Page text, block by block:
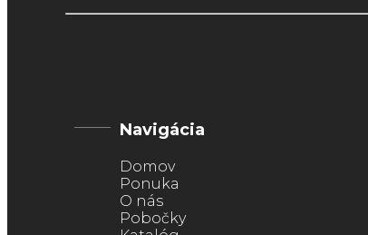
Navigácia
Domov
Ponuka
O nás
Pobočky